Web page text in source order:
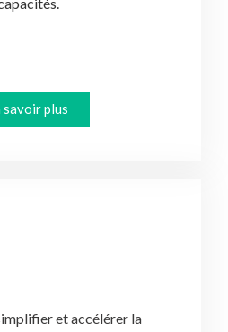
savoir plus
et accélérer la